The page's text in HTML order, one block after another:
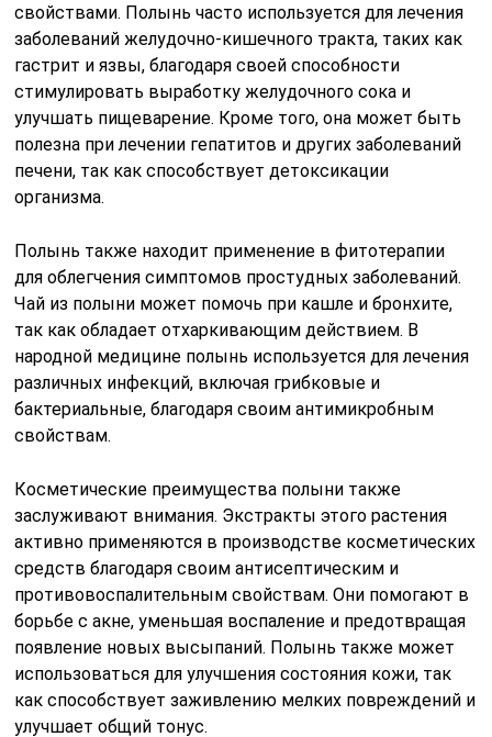
свойствами. Полынь часто используется для лечения
заболеваний желудочно-кишечного тракта, таких как
гастрит и язвы, благодаря своей способности
стимулировать выработку желудочного сока и
улучшать пищеварение. Кроме того, она может быть
полезна при лечении гепатитов и других заболеваний
печени, так как способствует детоксикации
организма.
Полынь также находит применение в фитотерапии
для облегчения симптомов простудных заболеваний.
Чай из полыни может помочь при кашле и бронхите,
так как обладает отхаркивающим действием. В
народной медицине полынь используется для лечения
различных инфекций, включая грибковые и
бактериальные, благодаря своим антимикробным
свойствам.
Косметические преимущества полыни также
заслуживают внимания. Экстракты этого растения
активно применяются в производстве косметических
средств благодаря своим антисептическим и
противовоспалительным свойствам. Они помогают в
борьбе с акне, уменьшая воспаление и предотвращая
появление новых высыпаний. Полынь также может
использоваться для улучшения состояния кожи, так
как способствует заживлению мелких повреждений и
улучшает общий тонус.